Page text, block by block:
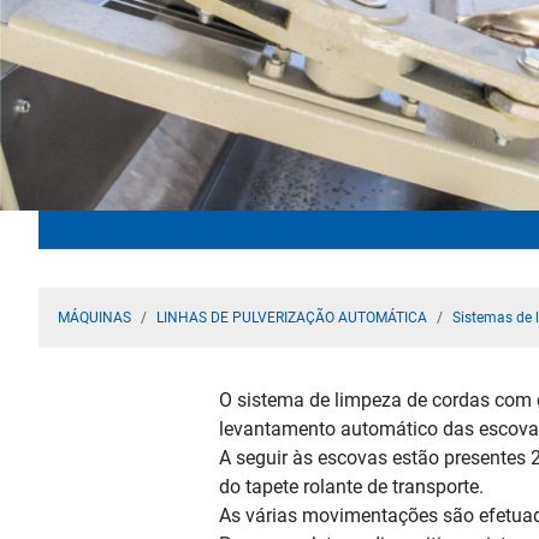
MÁQUINAS LINHAS DE PULVERIZAÇÃO AUTOMÁTICA Sistemas de
O sistema de limpeza de cordas
levantamento automático das
A seguir às escovas estão
do tapete rolante de transporte.
As várias movimentações são